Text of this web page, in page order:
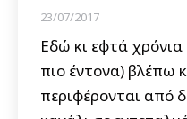
23/07/2017
Εδώ κι εφτά
πιο έντονα) βλέπω
περιφέρονται από